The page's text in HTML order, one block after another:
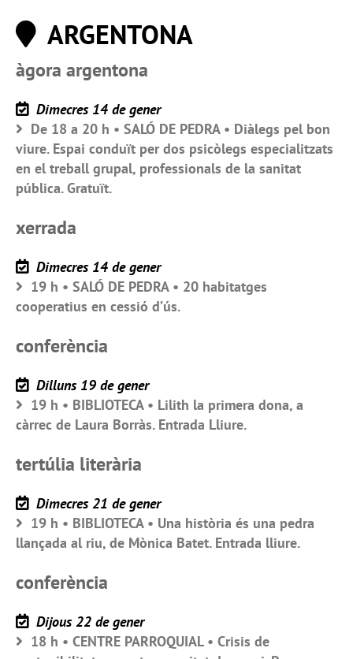
ARGENTONA
àgora argentona
Dimecres 14 de gener
De 18 a 20 h • SALÓ DE PEDRA • Diàlegs pel bon
viure. Espai conduït per dos psicòlegs especialitzats
en el treball grupal, professionals de la sanitat
pública. Gratuït.
xerrada
Dimecres 14 de gener
19 h • SALÓ DE PEDRA • 20 habitatges
cooperatius en cessió d’ús.
conferència
Dilluns 19 de gener
19 h • BIBLIOTECA • Lilith la primera dona, a
càrrec de Laura Borràs. Entrada Lliure.
tertúlia literària
Dimecres 21 de gener
19 h • BIBLIOTECA • Una història és una pedra
llançada al riu, de Mònica Batet. Entrada lliure.
conferència
Dijous 22 de gener
18 h • CENTRE PARROQUIAL • Crisis de